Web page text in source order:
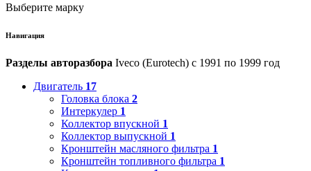
Выберите марку
Навигация
Разделы авторазбора Iveco (Eurotech) с 1991 по 1999 год
Двигатель 17
Головка блока 2
Интеркулер 1
Коллектор впускной 1
Коллектор выпускной 1
Кронштейн масляного фильтра 1
Кронштейн топливного фильтра 1